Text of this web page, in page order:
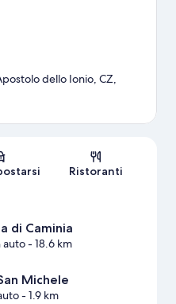
dello Ionio, CZ,
Ristoranti
di Caminia
auto- 18.6 km
Michele
- 1.9 km